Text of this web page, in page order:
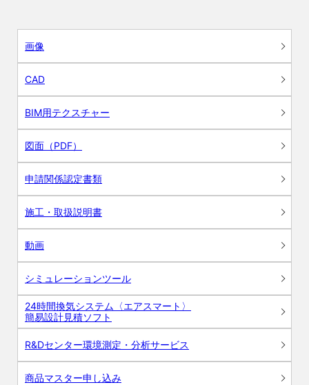
画像
CAD
BIM用テクスチャー
図面（PDF）
申請関係認定書類
施工・取扱説明書
動画
シミュレーションツール
24時間換気システム〈エアスマート〉
簡易設計見積ソフト
R&Dセンター環境測定・分析サービス
商品マスター申し込み